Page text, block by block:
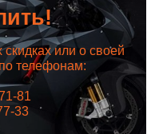
или о своей
телефонам:
81
33